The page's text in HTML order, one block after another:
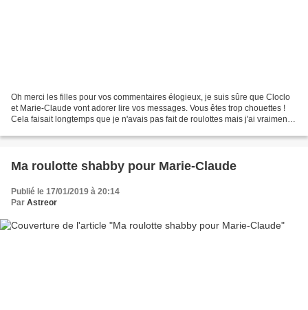
Oh merci les filles pour vos commentaires élogieux, je suis sûre que Cloclo
et Marie-Claude vont adorer lire vos messages. Vous êtes trop chouettes !
Cela faisait longtemps que je n'avais pas fait de roulottes mais j'ai vraiment
Ma roulotte shabby pour Marie-Claude
Publié le 17/01/2019 à 20:14
Par Astreor